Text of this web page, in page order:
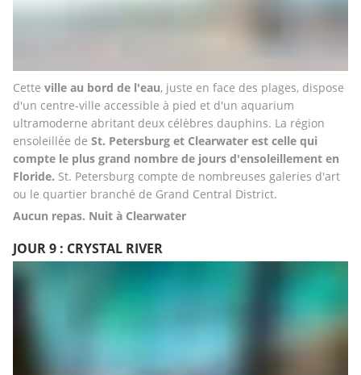
Cette ville au bord de l'eau, juste en face des plages, dispose
d'un centre-ville accessible à pied et d'un aquarium
ultramoderne abritant deux célèbres dauphins. La région
ensoleillée de St. Petersburg et Clearwater est celle qui
compte le plus grand nombre de jours d'ensoleillement en
Floride. St. Petersburg compte de nombreuses galeries d'art
ou le quartier branché de Grand Central District.
Aucun repas. Nuit à Clearwater
JOUR 9 : CRYSTAL RIVER